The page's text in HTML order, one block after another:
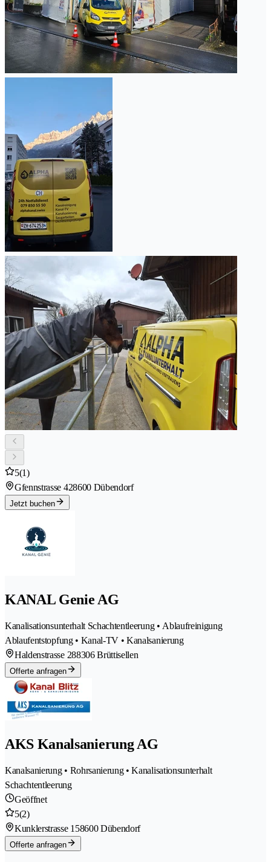
5(1)
Gfennstrasse 428600 Dübendorf
Jetzt buchen
KANAL Genie AG
Kanalisationsunterhalt Schachtentleerung • Ablaufreinigung
Ablaufentstopfung • Kanal-TV • Kanalsanierung
Haldenstrasse 288306 Brüttisellen
Offerte anfragen
AKS Kanalsanierung AG
Kanalsanierung • Rohrsanierung • Kanalisationsunterhalt
Schachtentleerung
Geöffnet
5(2)
Kunklerstrasse 158600 Dübendorf
Offerte anfragen